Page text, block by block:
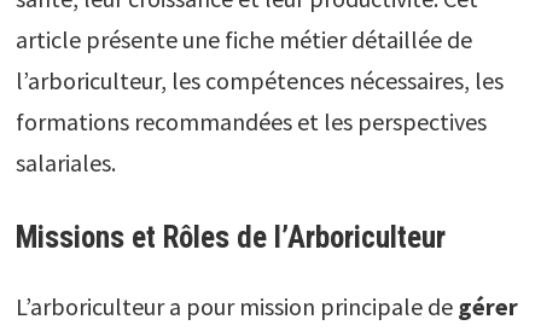
article présente une fiche métier détaillée de
l’arboriculteur, les compétences nécessaires, les
formations recommandées et les perspectives
salariales.
Missions et Rôles de l’Arboriculteur
L’arboriculteur a pour mission principale de gérer